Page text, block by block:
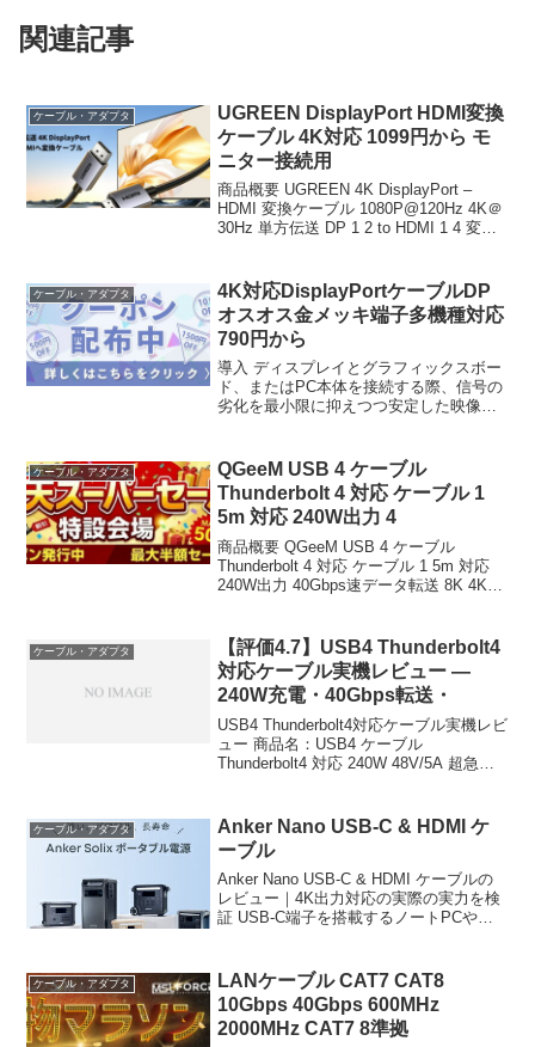
関連記事
ケーブル・アダプタ
UGREEN DisplayPort HDMI変換
ケーブル 4K対応 1099円から モ
ニター接続用
商品概要 UGREEN 4K DisplayPort –
HDMI 変換ケーブル 1080P@120Hz 4K＠
30Hz 単方伝送 DP 1 2 to HDMI 1 4 変換
ケーブル・アダプタ
4K対応DisplayPortケーブルDP
オスオス金メッキ端子多機種対応
790円から
導入 ディスプレイとグラフィックスボー
ド、またはPC本体を接続する際、信号の
劣化を最小限に抑えつつ安定した映像伝
る。今回検証対象とするのは、deowayが
展開する「4K ...
ケーブル・アダプタ
QGeeM USB 4 ケーブル
Thunderbolt 4 対応 ケーブル 1
5m 対応 240W出力 4
商品概要 QGeeM USB 4 ケーブル
Thunderbolt 4 対応 ケーブル 1 5m 対応
240W出力 40Gbps速データ転送 8K 4K
ケーブル・アダプタ
【評価4.7】USB4 Thunderbolt4
対応ケーブル実機レビュー —
240W充電・40Gbps転送・
USB4 Thunderbolt4対応ケーブル実機レビ
ュー 商品名：USB4 ケーブル
Thunderbolt4 対応 240W 48V/5A 超急速
ケーブル・アダプタ
Anker Nano USB-C & HDMI ケ
ーブル
Anker Nano USB-C & HDMI ケーブルの
レビュー｜4K出力対応の実際の実力を検
証 USB-C端子を搭載するノートPCやタ
配線や変換アダプタの選択肢...
ケーブル・アダプタ
LANケーブル CAT7 CAT8
10Gbps 40Gbps 600MHz
2000MHz CAT7 8準拠